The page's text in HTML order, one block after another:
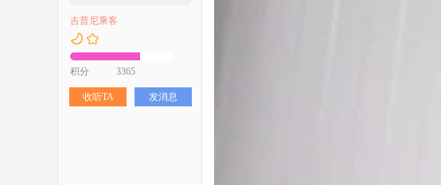
吉普尼乘客
积分 3365
收听TA 发消息